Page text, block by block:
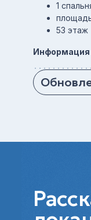
1
53 этаж
Информация